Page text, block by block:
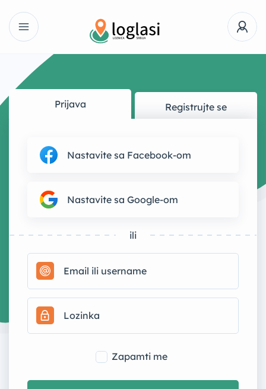
Prijava Registrujte se
Nastavite sa Facebook-om
Nastavite sa Google-om
ili
Zapamti me